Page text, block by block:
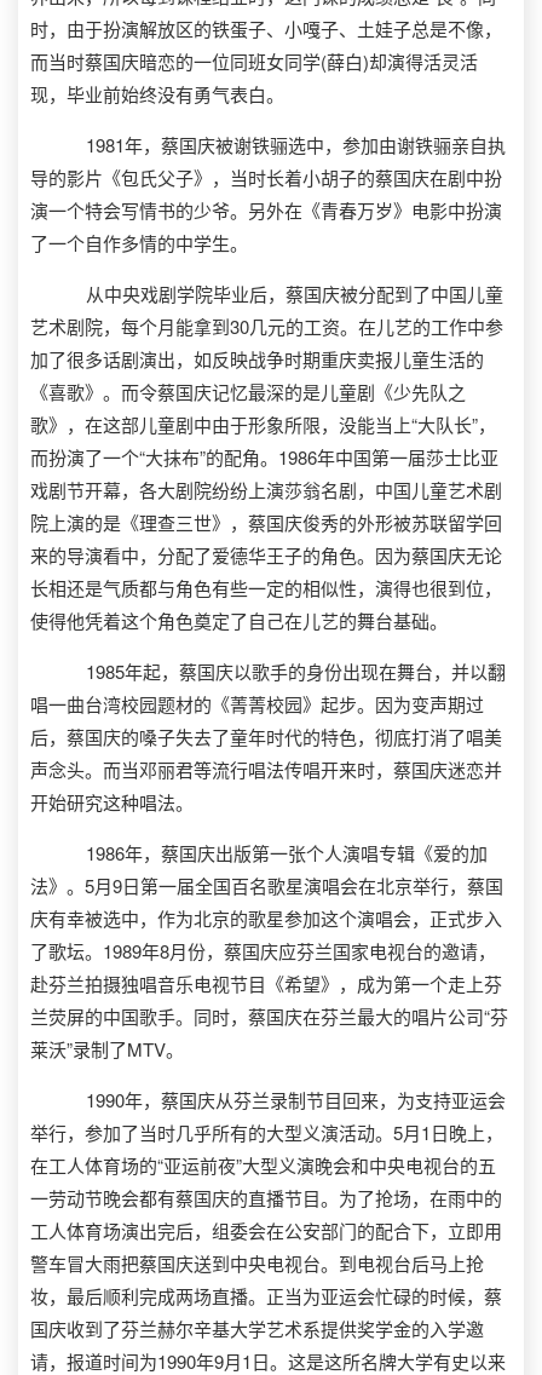
时，由于扮演解放区的铁蛋子、小嘎子、土娃子总是不像，
而当时蔡国庆暗恋的一位同班女同学(薛白)却演得活灵活
现，毕业前始终没有勇气表白。
1981年，蔡国庆被谢铁骊选中，参加由谢铁骊亲自执
导的影片《包氏父子》，当时长着小胡子的蔡国庆在剧中扮
演一个特会写情书的少爷。另外在《青春万岁》电影中扮演
了一个自作多情的中学生。
从中央戏剧学院毕业后，蔡国庆被分配到了中国儿童
艺术剧院，每个月能拿到30几元的工资。在儿艺的工作中参
加了很多话剧演出，如反映战争时期重庆卖报儿童生活的
《喜歌》。而令蔡国庆记忆最深的是儿童剧《少先队之
歌》，在这部儿童剧中由于形象所限，没能当上“大队长”，
而扮演了一个“大抹布”的配角。1986年中国第一届莎士比亚
戏剧节开幕，各大剧院纷纷上演莎翁名剧，中国儿童艺术剧
院上演的是《理查三世》，蔡国庆俊秀的外形被苏联留学回
来的导演看中，分配了爱德华王子的角色。因为蔡国庆无论
长相还是气质都与角色有些一定的相似性，演得也很到位，
使得他凭着这个角色奠定了自己在儿艺的舞台基础。
1985年起，蔡国庆以歌手的身份出现在舞台，并以翻
唱一曲台湾校园题材的《菁菁校园》起步。因为变声期过
后，蔡国庆的嗓子失去了童年时代的特色，彻底打消了唱美
声念头。而当邓丽君等流行唱法传唱开来时，蔡国庆迷恋并
开始研究这种唱法。
1986年，蔡国庆出版第一张个人演唱专辑《爱的加
法》。5月9日第一届全国百名歌星演唱会在北京举行，蔡国
庆有幸被选中，作为北京的歌星参加这个演唱会，正式步入
了歌坛。1989年8月份，蔡国庆应芬兰国家电视台的邀请，
赴芬兰拍摄独唱音乐电视节目《希望》，成为第一个走上芬
兰荧屏的中国歌手。同时，蔡国庆在芬兰最大的唱片公司“芬
莱沃”录制了MTV。
1990年，蔡国庆从芬兰录制节目回来，为支持亚运会
举行，参加了当时几乎所有的大型义演活动。5月1日晚上，
在工人体育场的“亚运前夜”大型义演晚会和中央电视台的五
一劳动节晚会都有蔡国庆的直播节目。为了抢场，在雨中的
工人体育场演出完后，组委会在公安部门的配合下，立即用
警车冒大雨把蔡国庆送到中央电视台。到电视台后马上抢
妆，最后顺利完成两场直播。正当为亚运会忙碌的时候，蔡
国庆收到了芬兰赫尔辛基大学艺术系提供奖学金的入学邀
请，报道时间为1990年9月1日。这是这所名牌大学有史以来